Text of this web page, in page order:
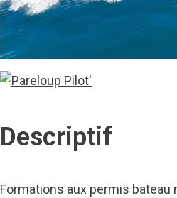
Descriptif
Formations aux permis bateau